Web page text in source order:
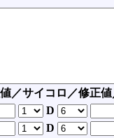
／サイコロ／修正
D
D